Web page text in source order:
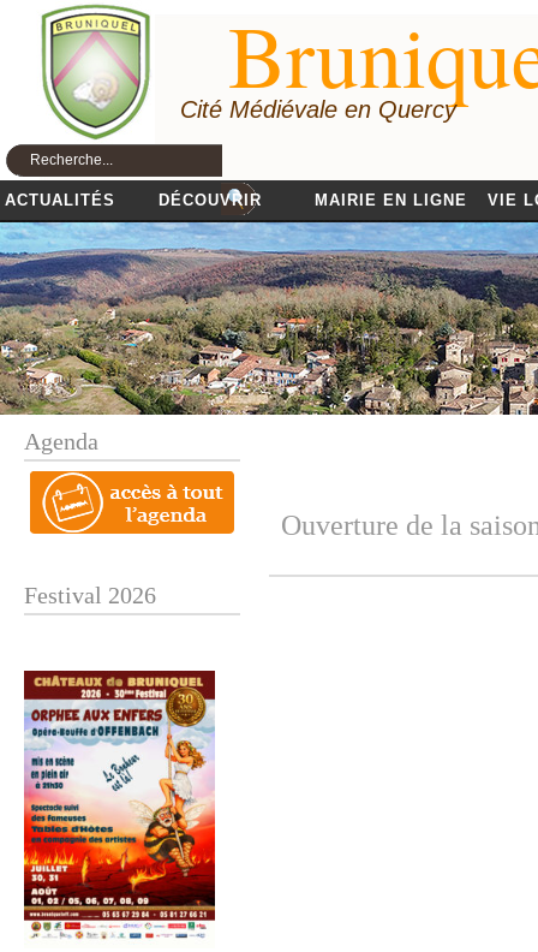
Cité Médiévale en Quercy
ACTUALITÉS DÉCOUVRIR MAIRIE EN LIGNE VIE
Agenda
Festival 2026
Ouverture de la